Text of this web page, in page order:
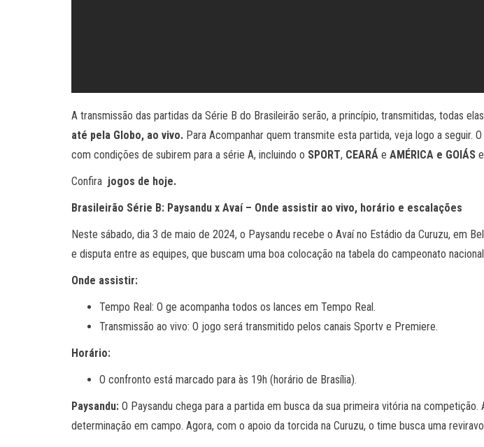
A transmissão das partidas da Série B do Brasileirão serão, a princípio, transmitidas, todas
até pela Globo, ao vivo. Para Acompanhar quem transmite esta partida, veja logo a seguir.
com condições de subirem para a série A, incluindo o SPORT, CEARÁ e AMÉRICA e GOIÁS
Confira jogos de hoje.
Brasileirão Série B: Paysandu x Avaí – Onde assistir ao vivo, horário e escalações
Neste sábado, dia 3 de maio de 2024, o Paysandu recebe o Avaí no Estádio da Curuzu, em
e disputa entre as equipes, que buscam uma boa colocação na tabela do campeonato
Onde assistir:
Tempo Real: O ge acompanha todos os lances em Tempo Real.
Transmissão ao vivo: O jogo será transmitido pelos canais Sportv e Premiere.
Horário:
O confronto está marcado para às 19h (horário de Brasília).
Paysandu: O Paysandu chega para a partida em busca da sua primeira vitória na
determinação em campo. Agora, com o apoio da torcida na Curuzu, o time busca uma